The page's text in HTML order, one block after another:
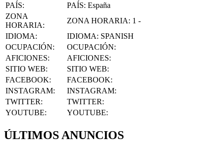
PAÍS: PAÍS: España
ZONA
HORARIA:
ZONA HORARIA: 1 -
IDIOMA: IDIOMA: SPANISH
OCUPACIÓN:
OCUPACIÓN:
AFICIONES:
AFICIONES:
SITIO WEB:
SITIO WEB:
FACEBOOK:
FACEBOOK:
INSTAGRAM:
INSTAGRAM:
TWITTER:
TWITTER:
YOUTUBE: YOUTUBE:
ÚLTIMOS ANUNCIOS